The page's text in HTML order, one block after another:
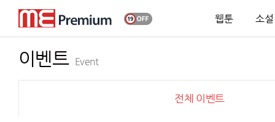
웹툰 소설
이벤트 Event
전체 이벤트